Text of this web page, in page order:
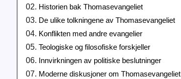
Historien bak Thomasevangeliet
De ulike tolkningene av Thomasevangeliet
Konflikten med andre evangelier
Teologiske og filosofiske forskjeller
Innvirkningen av politiske beslutninger
Moderne diskusjoner om Thomasevangeliet